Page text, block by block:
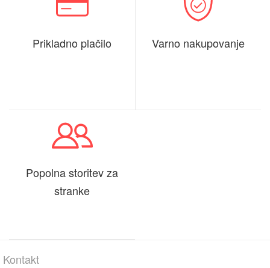
Prikladno plačilo Varno nakupovanje
Popolna storitev za
stranke
Kontakt